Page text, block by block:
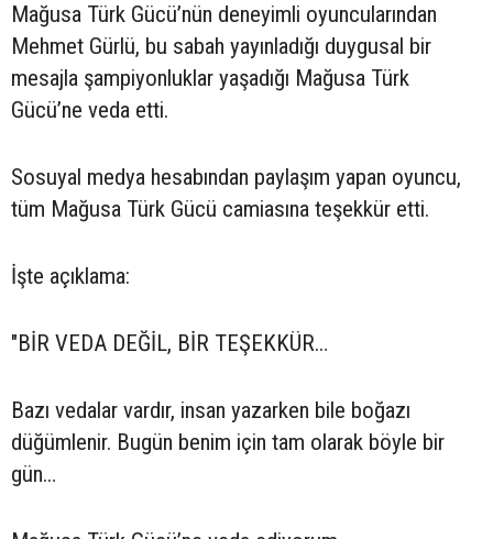
Mağusa Türk Gücü’nün deneyimli oyuncularından
Mehmet Gürlü, bu sabah yayınladığı duygusal bir
mesajla şampiyonluklar yaşadığı Mağusa Türk
Gücü’ne veda etti.
Sosuyal medya hesabından paylaşım yapan oyuncu,
tüm Mağusa Türk Gücü camiasına teşekkür etti.
İşte açıklama:
"BİR VEDA DEĞİL, BİR TEŞEKKÜR…
Bazı vedalar vardır, insan yazarken bile boğazı
düğümlenir. Bugün benim için tam olarak böyle bir
gün…